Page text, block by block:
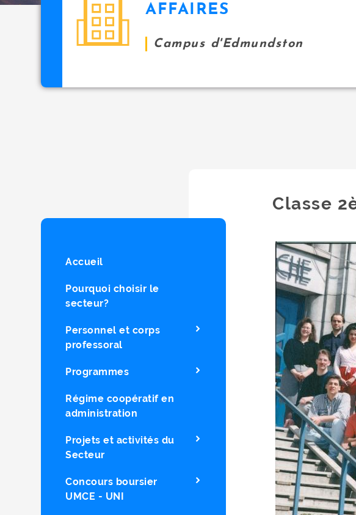
AFFAIRES
Campus d'Edmundston
Accueil
Pourquoi choisir le
secteur?
Personnel et corps
professoral
Programmes
Régime coopératif en
administration
Projets et activités du
Secteur
Concours boursier
UMCE - UNI
Classe